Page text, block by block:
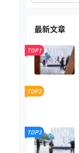
最新文章
TOP1
TOP2
TOP3